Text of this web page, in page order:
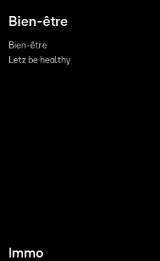
Bien-être
Bien-être
Letz be healthy
Immo